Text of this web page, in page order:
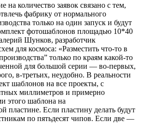
на количество заявок связано с тем,
фабрику от нормального
только на один запуск и будут
фотошаблонов площадью 10*40
Шунков, разработчик
для космоса: «Разместить что-то в
только по краям какой-то
для большой серии — во-первых,
в-третьих, неудобно. В реальности
шаблонов на все проекты, с
миллиметров и примерно
этого шаблона на
пластине. Если пластину делать будут
по пятьдесят чипов. Если две —